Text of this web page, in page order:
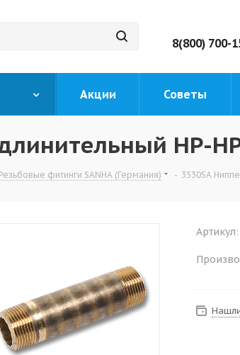
8(800) 700-
Акции Советы
НР-
фитинги SANHA (Германия) - 3530SA
Артикул: